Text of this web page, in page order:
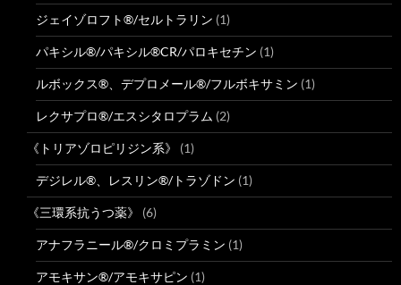
ジェイゾロフト®/セルトラリン (1)
パキシル®/パキシル®CR/パロキセチン (1)
ルボックス®、デプロメール®/フルボキサミン (1)
レクサプロ®/エスシタロプラム (2)
《トリアゾロピリジン系》 (1)
デジレル®、レスリン®/トラゾドン (1)
《三環系抗うつ薬》 (6)
アナフラニール®/クロミプラミン (1)
アモキサン®/アモキサピン (1)